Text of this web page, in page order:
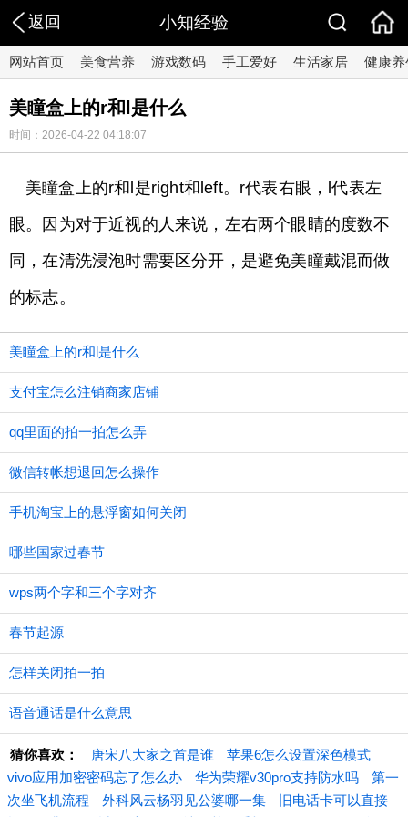
返回 小知经验
网站首页 美食营养 游戏数码 手工爱好 生活家居 健康养
美瞳盒上的r和l是什么
时间：2026-04-22 04:18:07
美瞳盒上的r和l是right和left。r代表右眼，l代表左
眼。因为对于近视的人来说，左右两个眼睛的度数不
同，在清洗浸泡时需要区分开，是避免美瞳戴混而做
的标志。
美瞳盒上的r和l是什么
支付宝怎么注销商家店铺
qq里面的拍一拍怎么弄
微信转帐想退回怎么操作
手机淘宝上的悬浮窗如何关闭
哪些国家过春节
wps两个字和三个字对齐
春节起源
怎样关闭拍一拍
语音通话是什么意思
猜你喜欢： 唐宋八大家之首是谁
苹果6怎么设置深色模式
vivo应用加密密码忘了怎么办
华为荣耀v30pro支持防水吗
第一
次坐飞机流程
外科风云杨羽见公婆哪一集
旧电话卡可以直接